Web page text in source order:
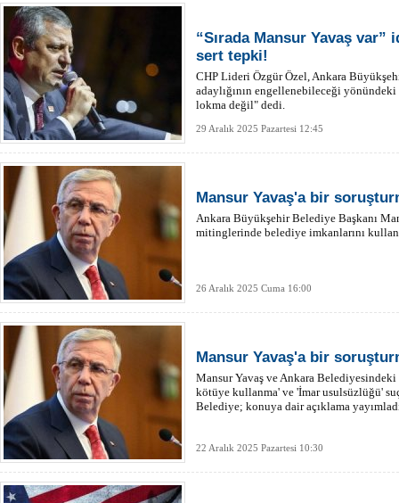
“Sırada Mansur Yavaş var”
sert tepki!
CHP Lideri Özgür Özel, Ankara
adaylığının engellenebileceği
lokma değil" dedi.
29 Aralık 2025 Pazartesi 12:45
Mansur Yavaş'a bir
Ankara Büyükşehir Belediye Başkanı
mitinglerinde belediye imkanlarını
26 Aralık 2025 Cuma 16:00
Mansur Yavaş'a bir
Mansur Yavaş ve Ankara
kötüye kullanma' ve 'İmar usulsüzlüğü'
Belediye; konuya dair açıklama
22 Aralık 2025 Pazartesi 10:30